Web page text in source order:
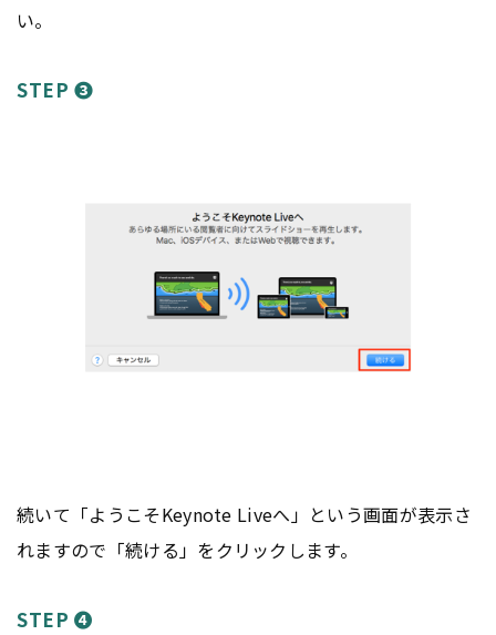
い。
STEP ❸
続いて「ようこそKeynote Liveへ」という画面が表示さ
れますので「続ける」をクリックします。
STEP ❹